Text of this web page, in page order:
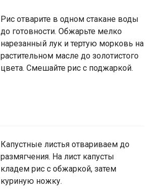
Рис отварите в одном стакане воды
до готовности. Обжарьте мелко
нарезанный лук и тертую морковь на
растительном масле до золотистого
цвета. Смешайте рис с поджаркой.
Капустные листья отвариваем до
размягчения. На лист капусты
кладем рис с обжаркой, затем
куриную ножку.